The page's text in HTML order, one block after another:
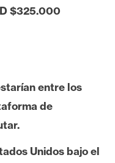
$325.000
entre los
de
Unidos bajo el